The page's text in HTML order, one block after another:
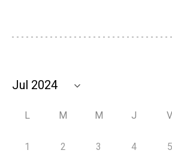
L M M J V
1 2 3 4 5